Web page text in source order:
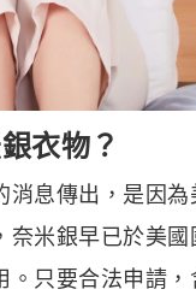
衣物？
息傳出，是因
米銀早已於美
。只要合法申請